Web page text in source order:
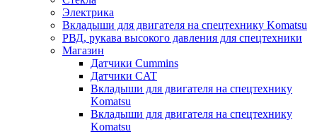
Электрика
Вкладыши для двигателя на спецтехнику Komatsu
РВД, рукава высокого давления для спецтехники
Магазин
Датчики Cummins
Датчики CAT
Вкладыши для двигателя на спецтехнику
Komatsu
Вкладыши для двигателя на спецтехнику
Komatsu